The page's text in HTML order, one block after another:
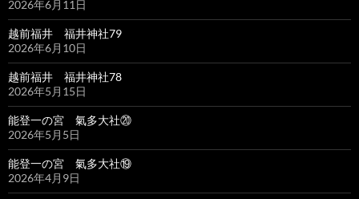
2026年6月11日
越前福井 福井神社79
2026年6月10日
越前福井 福井神社78
2026年5月15日
能登一の宮 氣多大社⑳
2026年5月5日
能登一の宮 氣多大社⑲
2026年4月9日